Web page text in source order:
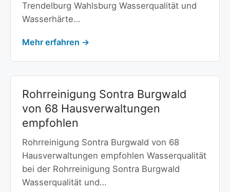
Trendelburg Wahlsburg Wasserqualität und
Wasserhärte…
Mehr erfahren →
Rohrreinigung Sontra Burgwald
von 68 Hausverwaltungen
empfohlen
Rohrreinigung Sontra Burgwald von 68
Hausverwaltungen empfohlen Wasserqualität
bei der Rohrreinigung Sontra Burgwald
Wasserqualität und…